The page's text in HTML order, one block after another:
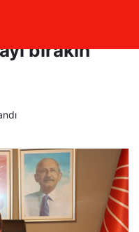
Bülent
bırakın